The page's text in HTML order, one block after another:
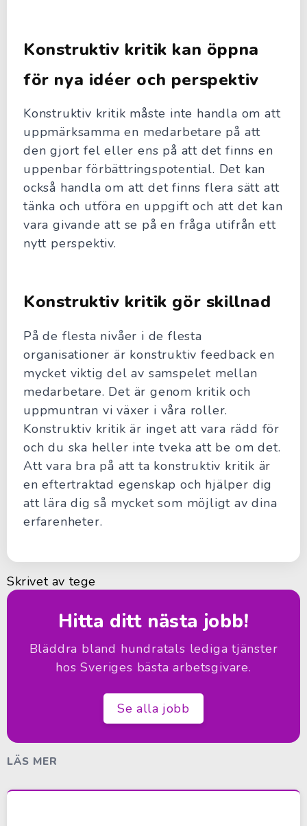
Konstruktiv kritik kan öppna
för nya idéer och perspektiv
Konstruktiv kritik måste inte handla om att
uppmärksamma en medarbetare på att
den gjort fel eller ens på att det finns en
uppenbar förbättringspotential. Det kan
också handla om att det finns flera sätt att
tänka och utföra en uppgift och att det kan
vara givande att se på en fråga utifrån ett
nytt perspektiv.
Konstruktiv kritik gör skillnad
På de flesta nivåer i de flesta
organisationer är konstruktiv feedback en
mycket viktig del av samspelet mellan
medarbetare. Det är genom kritik och
uppmuntran vi växer i våra roller.
Konstruktiv kritik är inget att vara rädd för
och du ska heller inte tveka att be om det.
Att vara bra på att ta konstruktiv kritik är
en eftertraktad egenskap och hjälper dig
att lära dig så mycket som möjligt av dina
erfarenheter.
Skrivet av tege
Hitta ditt nästa jobb!
Bläddra bland hundratals lediga tjänster
hos Sveriges bästa arbetsgivare.
Se alla jobb
LÄS MER